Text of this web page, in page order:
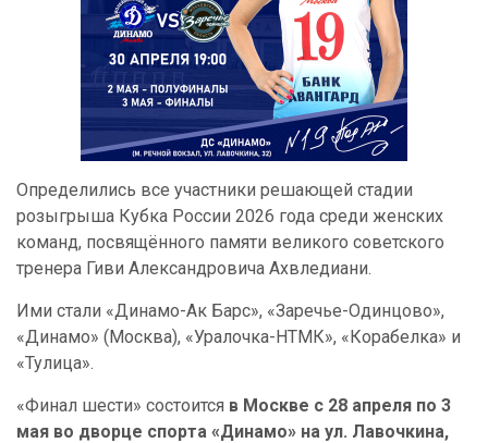
Определились все участники решающей стадии
розыгрыша Кубка России 2026 года среди женских
команд, посвящённого памяти великого советского
тренера Гиви Александровича Ахвледиани.
Ими стали «Динамо-Ак Барс», «Заречье-Одинцово»,
«Динамо» (Москва), «Уралочка-НТМК», «Корабелка» и
«Тулица».
«Финал шести» состоится в Москве с 28 апреля по 3
мая во дворце спорта «Динамо» на ул. Лавочкина,